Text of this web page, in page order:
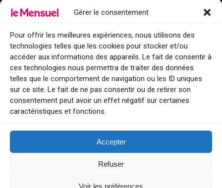
Gérer le consentement
Pour offrir les meilleures expériences, nous utilisons des
technologies telles que les cookies pour stocker et/ou
accéder aux informations des appareils. Le fait de consentir à
ces technologies nous permettra de traiter des données
telles que le comportement de navigation ou les ID uniques
sur ce site. Le fait de ne pas consentir ou de retirer son
consentement peut avoir un effet négatif sur certaines
caractéristiques et fonctions.
Accepter
Refuser
Voir les préférences
Points de diffusion Var et Alpes-Maritimes : oû trouver Le Mensuel ?
Le Mensuel en PDF : consultez le magazine en ligne
Qui sommes-nous ?
BFM Top Sorties
EVENT
Tourisme week-end : envie de vous évader le temps d’un week-end ou
Explorez nos bonnes adresses
Contact